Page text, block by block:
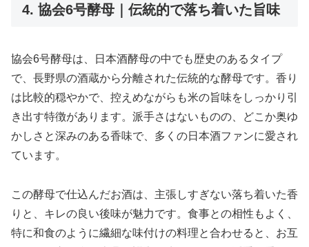
4. 協会6号酵母｜伝統的で落ち着いた旨味
協会6号酵母は、日本酒酵母の中でも歴史のあるタイプ
で、長野県の酒蔵から分離された伝統的な酵母です。香り
は比較的穏やかで、控えめながらも米の旨味をしっかり引
き出す特徴があります。派手さはないものの、どこか奥ゆ
かしさと深みのある香味で、多くの日本酒ファンに愛され
ています。
この酵母で仕込んだお酒は、主張しすぎない落ち着いた香
りと、キレの良い後味が魅力です。食事との相性もよく、
特に和食のように繊細な味付けの料理と合わせると、お互